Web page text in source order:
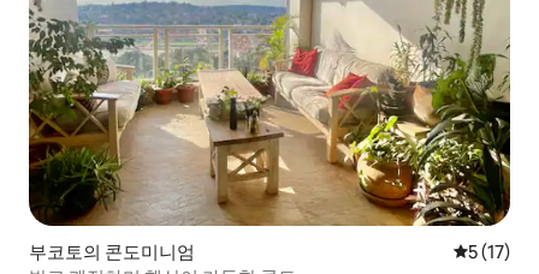
부코토의 콘도미니엄 평점 5점
5 (17)